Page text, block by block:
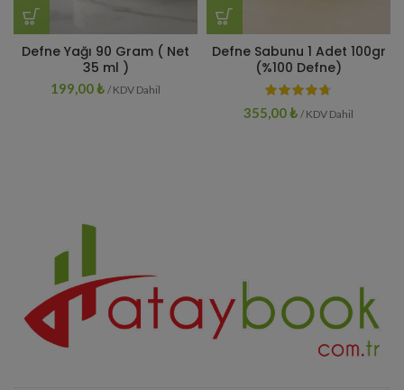
Defne Yağı 90 Gram ( Net
35 ml )
199,00₺ / KDV Dahil
Defne Sabunu 1 Adet 100gr
(%100 Defne)
355,00₺ / KDV Dahil